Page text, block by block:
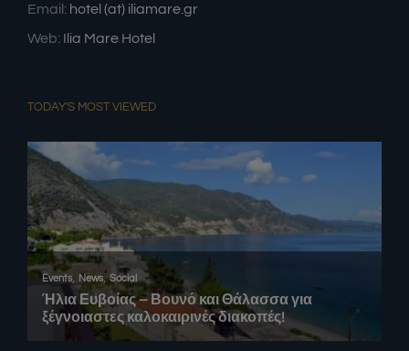
Email: hotel (at) iliamare.gr
Web: Ilia Mare Hotel
TODAY'S MOST VIEWED